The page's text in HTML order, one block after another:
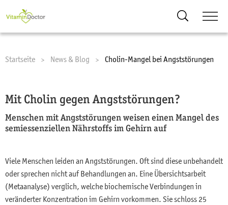
Startseite News & Blog Current:
Cholin-Mangel bei Angststörungen
Mit Cholin gegen Angststörungen?
Menschen mit Angststörungen weisen einen Mangel des
semiessenziellen Nährstoffs im Gehirn auf
Viele Menschen leiden an Angststörungen. Oft sind diese unbehandelt
oder sprechen nicht auf Behandlungen an. Eine Übersichtsarbeit
(Metaanalyse) verglich, welche biochemische Verbindungen in
veränderter Konzentration im Gehirn vorkommen. Sie schloss 25